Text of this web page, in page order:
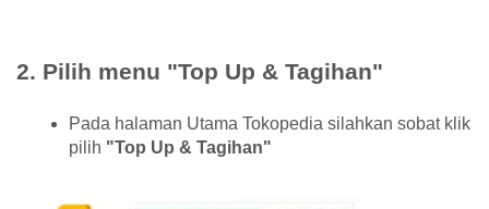
2. Pilih menu "Top Up & Tagihan"
Pada halaman Utama Tokopedia silahkan sobat klik
pilih "Top Up & Tagihan"